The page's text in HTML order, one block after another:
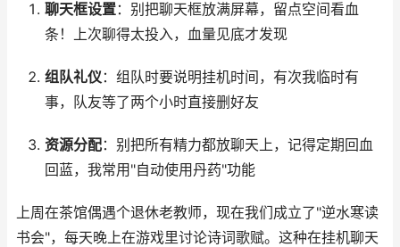
聊天框设置：别把聊天框放满屏幕，留点空间看血
条！上次聊得太投入，血量见底才发现
组队礼仪：组队时要说明挂机时间，有次我临时有
事，队友等了两个小时直接删好友
资源分配：别把所有精力都放聊天上，记得定期回血
回蓝，我常用"自动使用丹药"功能
上周在茶馆偶遇个退休老教师，现在我们成立了"逆水寒读
书会"，每天晚上在游戏里讨论诗词歌赋。这种在挂机聊天